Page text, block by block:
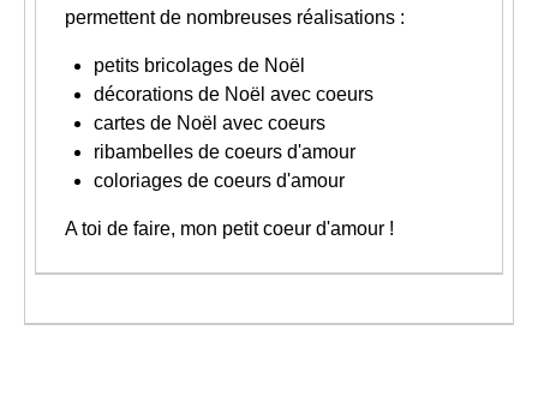
permettent de nombreuses réalisations :
petits bricolages de Noël
décorations de Noël avec coeurs
cartes de Noël avec coeurs
ribambelles de coeurs d'amour
coloriages de coeurs d'amour
A toi de faire, mon petit coeur d'amour !